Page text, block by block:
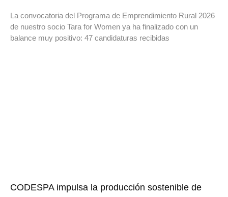
La convocatoria del Programa de Emprendimiento Rural 2026
de nuestro socio Tara for Women ya ha finalizado con un
balance muy positivo: 47 candidaturas recibidas
CODESPA impulsa la producción sostenible de